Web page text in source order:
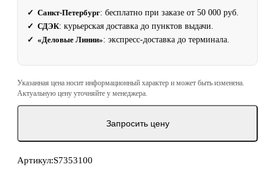
✓ Санкт-Петербург: бесплатно при заказе от 50 000 руб.
✓ СДЭК: курьерская доставка до пунктов выдачи.
✓ «Деловые Линии»: экспресс‑доставка до терминала.
Указанная цена носит информационный характер и может быть изменена.
Актуальную цену уточняйте у менеджера.
Запросить цену
Артикул:S7353100